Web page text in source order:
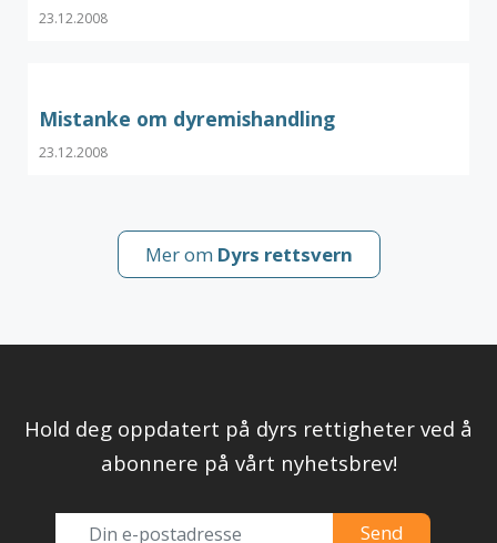
23.12.2008
Mistanke om dyremishandling
23.12.2008
Mer om Dyrs rettsvern
Hold deg oppdatert på dyrs rettigheter ved å
abonnere på vårt nyhetsbrev!